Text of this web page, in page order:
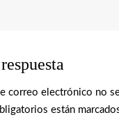
correo electrónico no
están